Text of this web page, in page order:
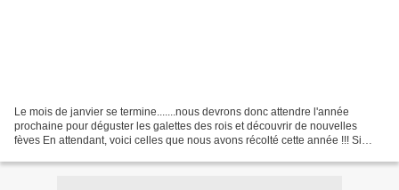
Le mois de janvier se termine.......nous devrons donc attendre l'année
prochaine pour déguster les galettes des rois et découvrir de nouvelles
fèves En attendant, voici celles que nous avons récolté cette année !!! Si